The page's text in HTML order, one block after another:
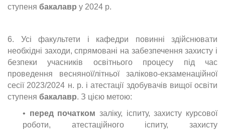
ступеня бакалавр у 2024 р.
6. Усі факультети і кафедри повинні здійснювати
необхідні заходи, спрямовані на забезпечення захисту і
безпеки учасників освітнього процесу під час
проведення весняної/літньої заліково-екзаменаційної
сесії 2023/2024 н. р. і атестації здобувачів вищої освіти
ступеня бакалавр. З цією метою:
• перед початком заліку, іспиту, захисту курсової
роботи, атестаційного іспиту, захисту